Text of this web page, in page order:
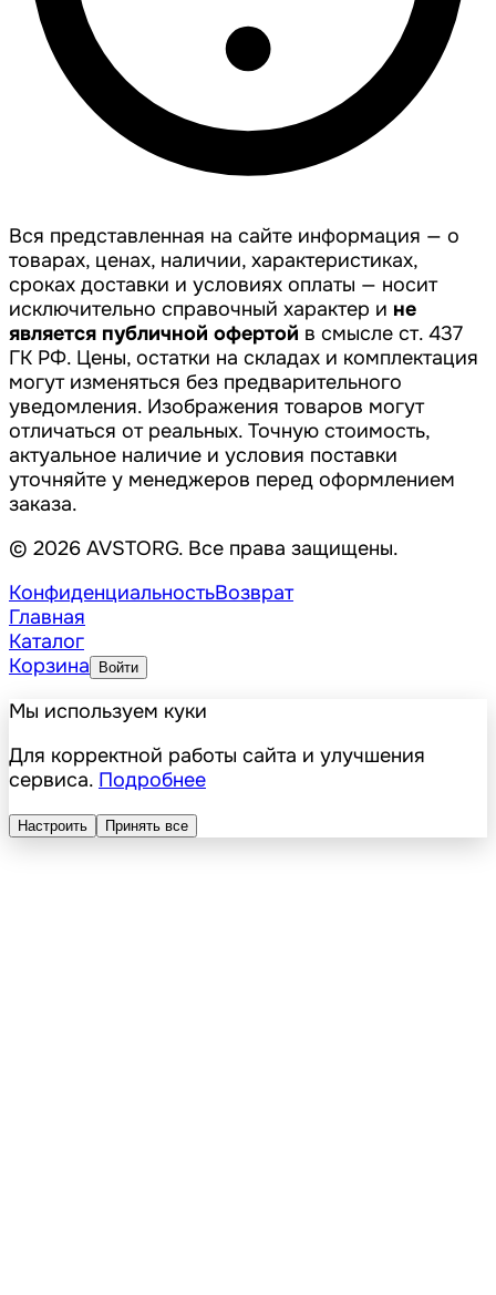
Вся представленная на сайте информация — о
товарах, ценах, наличии, характеристиках,
сроках доставки и условиях оплаты — носит
исключительно справочный характер и не
является публичной офертой в смысле ст. 437
ГК РФ. Цены, остатки на складах и комплектация
могут изменяться без предварительного
уведомления. Изображения товаров могут
отличаться от реальных. Точную стоимость,
актуальное наличие и условия поставки
уточняйте у менеджеров перед оформлением
заказа.
© 2026 AVSTORG. Все права защищены.
КонфиденциальностьВозврат
Главная
Каталог
Корзина
Войти
Мы используем куки
Для корректной работы сайта и улучшения
сервиса. Подробнее
Настроить Принять все